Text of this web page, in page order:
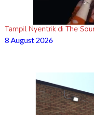
Tampil Nyentrik di The
8 August 2026